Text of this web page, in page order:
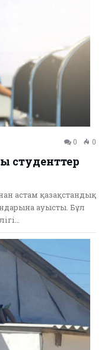
0 0
студенттер
астам қазақстандық
ауысты. Бұл